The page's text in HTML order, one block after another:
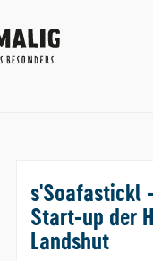
s'Soafastickl
Start-up der
Landshut